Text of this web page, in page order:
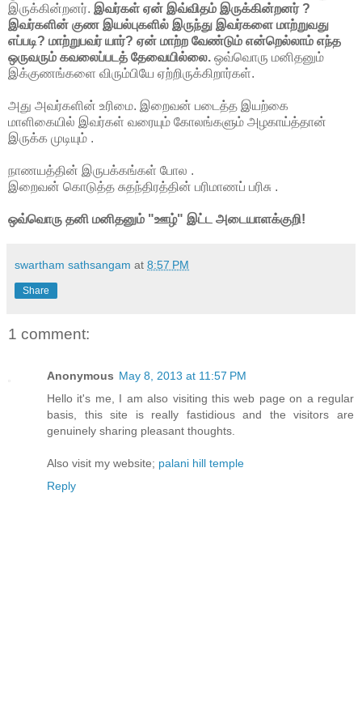
இருக்கின்றனர். இவர்கள் ஏன் இவ்விதம் இருக்கின்றனர் ?
இவர்களின் குண இயல்புகளில் இருந்து இவர்களை மாற்றுவது
எப்படி? மாற்றுபவர் யார்? ஏன் மாற்ற வேண்டும் என்றெல்லாம் எந்த
ஒருவரும் கவலைப்படத் தேவையில்லை. ஒவ்வொரு மனிதனும்
இக்குணங்களை விரும்பியே ஏற்றிருக்கிறார்கள்.
அது அவர்களின் உரிமை. இறைவன் படைத்த இயற்கை
மாளிகையில் இவர்கள் வரையும் கோலங்களும் அழகாய்த்தான்
இருக்க முடியும் .
நாணயத்தின் இருபக்கங்கள் போல .
இறைவன் கொடுத்த சுதந்திரத்தின் பரிமாணப் பரிசு .
ஒவ்வொரு தனி மனிதனும் "ஊழ்" இட்ட அடையாளக்குறி!
swartham sathsangam at 8:57 PM
Share
1 comment:
Anonymous May 8, 2013 at 11:57 PM
Hello it's me, I am also visiting this web page on a regular
basis, this site is really fastidious and the visitors are
genuinely sharing pleasant thoughts.
Also visit my website; palani hill temple
Reply